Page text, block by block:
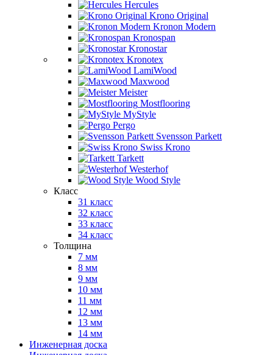
Hercules
Krono Original
Kronon Modern
Kronospan
Kronostar
Kronotex
LamiWood
Maxwood
Meister
Mostflooring
MyStyle
Pergo
Svensson Parkett
Swiss Krono
Tarkett
Westerhof
Wood Style
Класс
31 класс
32 класс
33 класс
34 класс
Толщина
7 мм
8 мм
9 мм
10 мм
11 мм
12 мм
13 мм
14 мм
Инженерная доска